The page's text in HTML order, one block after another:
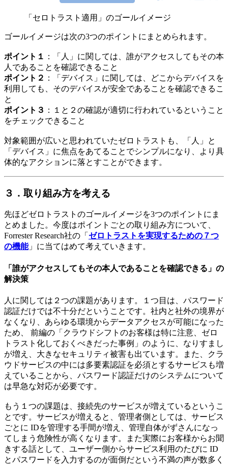
「セロトラスト適用」のゴールイメージ
ゴールイメージは次の3つのポイントにまとめられます。
ポイント１ ：「人」に関しては、誰がアクセスしてもその本
人であることを確認できること
ポイント２ ：「デバイス」に関しては、どこからデバイスを
利用しても、そのデバイスが安全であることを確認できるこ
と
ポイント３ ：１と２の確認が適切に行われているということ
をチェックできること
対象範囲が広いと思われていたゼロトラストも、「人」と
「デバイス」に焦点をあてることでシンプルになり、より具
体的なアクションに落とすことができます。
３．取り組み方を考える
先ほどゼロトラストのゴールイメージを3つのポイントにま
とめました。今度はポイントごとの取り組み方について、
Forrester Research社の「 ゼロトラストを実現するための７つ
の機能」に当てはめて考えていきます。
「誰がアクセスしてもその本人であることを確認できる」の
解決策
人に関しては２つの課題があります。１つ目は、パスワード
認証だけでは不十分だということです。社内と社外の境界が
なくなり、あらゆる環境からデータアクセスが可能になった
ため、 前編の「クラウドシフトのお客様は特に注意、ゼロ
トラスト化しておくべきだった事例」のように、なりすまし
が増え、大きなセキュリティ被害も出ています。また、クラ
ウドサービスの中には多要素認証を必須とするサービスも増
えていることから、パスワード認証だけのシステムについて
は早急な対応が必要です。
もう１つの課題は、接続先のサービスが増えているというこ
とです。サービスが増えると、管理者側としては、サービス
ごとに IDを管理する手間が増え、管理自体がずさんになっ
てしまう危険性が高くなります。また実際にお客様からお聞
きする話として、ユーザー側からサービス利用のたびに ID
とパスワードを入力するのが面倒だという不満の声が数多く